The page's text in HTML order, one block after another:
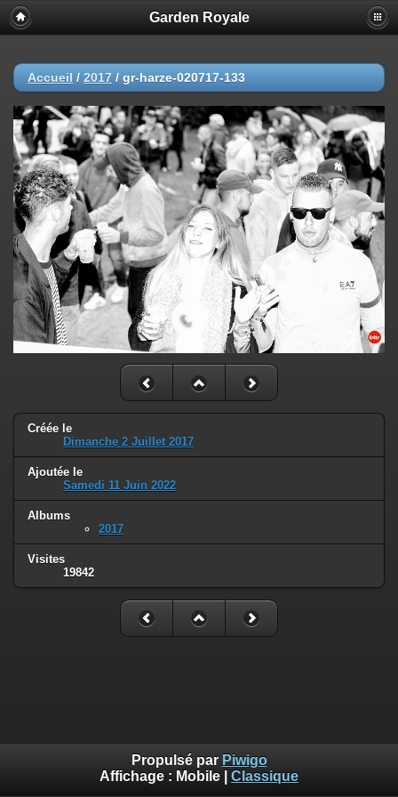
Garden Royale
Accueil / 2017 / gr-harze-020717-133
Créée le
Dimanche 2 Juillet 2017
Ajoutée le
Samedi 11 Juin 2022
Albums
2017
Visites
19842
Propulsé par Piwigo
Affichage : Mobile Classique